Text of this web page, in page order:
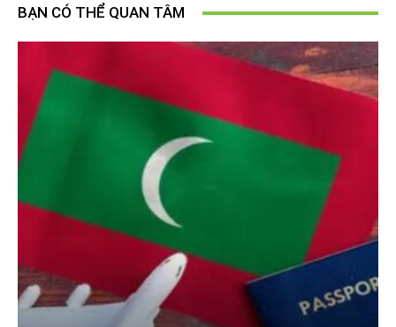
BẠN CÓ THỂ QUAN TÂM